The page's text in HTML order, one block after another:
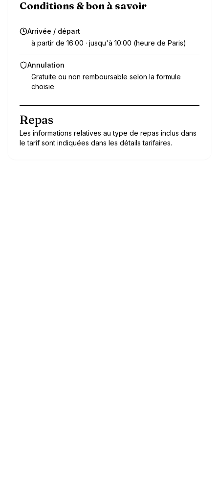
Conditions & bon à savoir
Arrivée / départ
à partir de 16:00 · jusqu'à 10:00 (heure de Paris)
Annulation
Gratuite ou non remboursable selon la formule
choisie
Repas
Les informations relatives au type de repas inclus dans
le tarif sont indiquées dans les détails tarifaires.